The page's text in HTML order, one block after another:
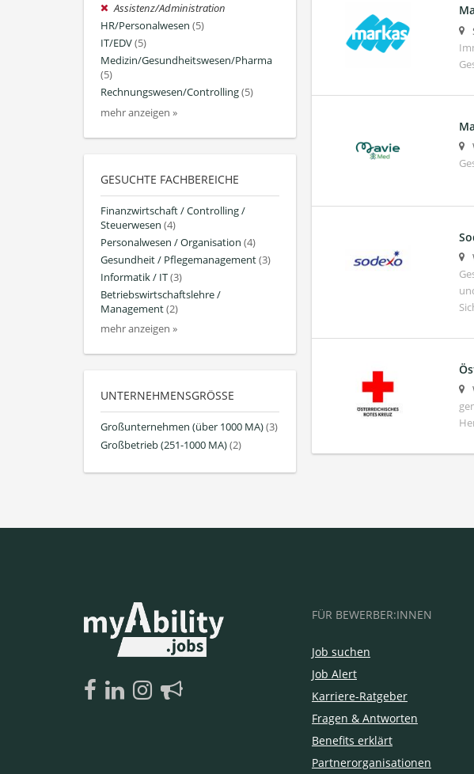
Assistenz/Administration
HR/Personalwesen (5)
IT/EDV(5)
Medizin/Gesundheitswesen/Pharma
(5)
Rechnungswesen/Controlling(5)
mehr anzeigen »
GESUCHTE FACHBEREICHE
Finanzwirtschaft / Controlling /
Steuerwesen (4)
Personalwesen / Organisation (4)
Gesundheit / Pflegemanagement(3)
Informatik / IT(3)
Betriebswirtschaftslehre /
Management(2)
mehr anzeigen »
UNTERNEHMENSGRÖSSE
Großunternehmen (über 1000 MA)(3)
Großbetrieb (251-1000 MA)(2)
FÜR BEWERBER:INNEN
Job suchen
Job Alert
Karriere-Ratgeber
Fragen & Antworten
Benefits erklärt
Partnerorganisationen